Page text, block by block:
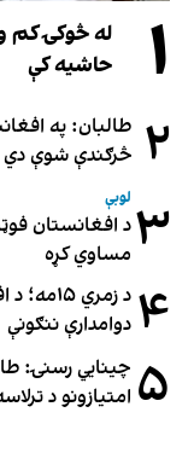
۱
له څوکۍ کم
حاشیه کې
۲ طالبان: په
څرګندې شوې دي
۳ لوبې
مساوي کړه
۴
د زمري
دوامدارې ننګونې
۵ چینایي رسنۍ:
امتیازونو د